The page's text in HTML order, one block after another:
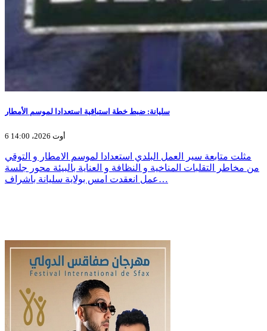
سليانة: ضبط خطة استباقية استعدادا لموسم الأمطار
6 أوت 2026، 14:00
مثلت متابعة سير العمل البلدي استعدادا لموسم الامطار و التوقي
من مخاطر التقلبات المناخية و النظافة و العناية بالبيئة محور جلسة
عمل انعقدت امس بولاية سليانة باشراف…